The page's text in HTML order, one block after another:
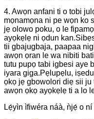
4. Awọn anfani ti o tobi
mọnamọna ni pe wọn ko
jẹ olowo poku, o le
ayọkẹlẹ ni ọdun
tii gbajugbaja, paapaa
awọn ọran le wa nibiti
tutu pupọ tabi igbesi aye
iyara giga.Pẹlupẹlu,
ọkọ jẹ gbowolori diẹ sii ju
awọn ọkọ ayọkẹlẹ ti a lo
Lẹ́yìn ìfiwéra náà, ǹjẹ́ o